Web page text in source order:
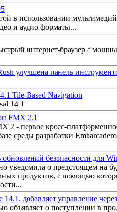
в использовании
и аудио форматы...
интернет-браузер с
улучшена панель
Tile-Based Navigation
14.1
FMX 2.1
2 - первое кросс-
среды разработки
обновлений безопасности для
уведомила о предстоящем на
продуктов, с помощью
14.1. добавляет управление
объявляет о поступлении в